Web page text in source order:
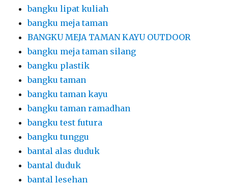
bangku lipat kuliah
bangku meja taman
BANGKU MEJA TAMAN KAYU OUTDOOR
bangku meja taman silang
bangku plastik
bangku taman
bangku taman kayu
bangku taman ramadhan
bangku test futura
bangku tunggu
bantal alas duduk
bantal duduk
bantal lesehan